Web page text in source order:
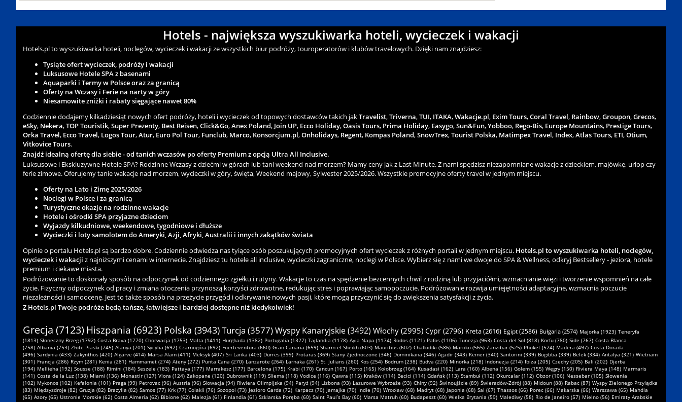
Hotels - największa wyszukiwarka hoteli, wycieczek i wakacji
Hotels.pl to wyszukiwarka hoteli, noclegów, wycieczek i wakacji ze wszystkich biur podróży, touroperatorów i klubów travelowych. Dzięki nam znajdziesz:
Tysiąte ofert wycieczek, podróży i wakacji
Luksusowe Hotele SPA z basenami
Aquaparki i Termy w Polsce oraz za granicą
Oferty na Wczasy i Ferie na narty w góry
Niesamowite zniżki i rabaty sięgające nawet 80%
Codziennie dodajemy kilkadziesiąt nowych ofert podróży, hoteli i wycieczek od topowych dostawców takich jakTravelist,Triverna,TUI, ITAKA,Wakacje.pl, Exim Tours,Coral Travel, Rainbow,Groupon,Grecos,
eSky, Nekera,TOP Touristik,Super Prezenty, Best Reisen,Click&Go,Anex Poland, Join UP, Ecco Holiday,Oasis Tours, Prima Holiday, Easygo,Sun&Fun,Yobboo, Rego-Bis, Europe Mountains, Prestige Tours,
Orka Travel, Ecco Travel, Logos Tour,Atur, Euro Pol Tour, Funclub, Marco, Konsorcjum.pl,Onholidays, Regent, Kompas Poland,SnowTrex,Tourist Polska, Matimpex Travel, Index,Atlas Tours, ETI,Otium,
Vitkovice Tours.
Znajdź idealną ofertę dla siebie - od tanich wczasów po oferty Premium z opcją Ultra All Inclusive.
Luksusowe i Ekskluzywne Hotele SPA? Rodzinne Wczasy z dziećmi w górach lub tani weekend nad morzem? Mamy ceny jak z Last Minute. Z nami spędzisz niezapomniane wakacje z dzieckiem, majówkę, urlop czy
ferie zimowe. Oferujemy tanie wakacje nad morzem, wycieczki w góry, święta, Weekend majowy, Sylwester 2025/2026. Wszystkie promocyjne oferty travel w jednym miejscu.
Oferty na Lato i Zimę 2025/2026
Noclegi w Polsce i za granicą
Turystyczne okazje na rodzinne wakacje
Hotele i ośrodki SPA przyjazne dzieciom
Wyjazdy kilkudniowe, weekendowe, tygodniowe i dłuższe
Wycieczki i loty samolotem do Ameryki, Azji, Afryki, Australii i innych zakątków świata
Opinie o portalu Hotels.pl są bardzo dobre. Codziennie odwiedza nas tyiące osób poszukujących promocyjnych ofert wycieczek z różnych portali w jednym miejscu. Hotels.pl to wyszukiwarka hoteli, noclegów,
wycieczek i wakacji z najniższymi cenami w internecie. Znajdziesz tu hotele all inclusive, wycieczki zagraniczne, noclegi w Polsce. Wybierz się z nami we dwoje do SPA & Wellness, odkryj Bestsellery - jeziora, hotele
premium i ciekawe miasta.
Podróżowanie to doskonały sposób na odpoczynek od codziennego zgiełku i rutyny. Wakacje to czas na spędzenie bezcennych chwil z rodziną lub przyjaciółmi, wzmacnianie więzi i tworzenie wspomnień na całe
życie. Fizyczny odpoczynek od pracy i zmiana otoczenia przynoszą korzyści zdrowotne, redukując stres i poprawiając samopoczucie. Podróżowanie rozwija umiejętności adaptacyjne, wzmacnia poczucie
niezależności i samoocenę. Jest to także sposób na przeżycie przygód i odkrywanie nowych pasji, które mogą przyczynić się do zwiększenia satysfakcji z życia.
Z Hotels.pl Twoje podróże będą tańsze, łatwiejsze i bardziej dostępne niż kiedykolwiek!
Grecja (7123) Hiszpania (6923) Polska (3943)Turcja (3577)Wyspy Kanaryjskie (3492) Włochy (2995) Cypr (2796) Kreta (2616) Egipt (2586) Bułgaria (2574) Majorka (1923) Teneryfa
(1813) Słoneczny Brzeg (1792) Costa Brava (1770) Chorwacja (1753) Malta (1411) Hurghada (1382) Portugalia (1327) Tajlandia (1178) Ayia Napa (1174) Rodos (1121) Pafos (1106) Tunezja (963) Costa del Sol (818) Korfu (780) Side (767) Costa Blanca
(758) Albania (753) Złote Piaski (745) Alanya (701) Sycylia (692) Czarnogóra (692) Fuerteventura (660) Gran Canaria (659) Sharm el Sheikh (603) Mauritius (602) Chalkidiki (586) Maroko (565) Zanzibar (525) Phuket (524) Madera (497) Costa Dorada
(496) Sardynia (433) Zakynthos (420) Algarve (414) Marsa Alam (411) Meksyk (407) Sri Lanka (403) Durres (399) Protaras (369) Stany Zjednoczone (346) Dominikana (346) Agadir (343) Kemer (340) Santorini (339) Bugibba (339) Belek (334) Antalya (321) Wietnam
(301) Francja (286) Rzym (281) Kenia (281) Hammamet (274) Ateny (272) Punta Cana (270) Lanzarote (264) Larnaka (261) St. Julians (260) Kos (254) Bodrum (238) Budva (220) Minorka (218) Indonezja (214) Ibiza (205) Czechy (205) Bali (202) Djerba
(194) Mellieha (192) Sousse (188) Rimini (184) Seszele (183) Pattaya (177) Marrakesz (177) Barcelona (175) Krabi (170) Cancun (167) Porto (165) Kołobrzeg (164) Kusadasi (162) Lara (160) Albena (156) Golem (155) Węgry (150) Riviera Maya (148) Marmaris
(141) Costa de la Luz (138) Miami (136) Monastir (127) Vlora (124) Zakopane (120) Dubrownik (119) Sliema (118) Vodice (116) Qawra (115) Kraków (114) Becici (114) Gdańsk (113) Stambuł (112) Okurcalar (112) Obzor (106) Nessebar (105) Słowenia
(102) Mykonos (102) Kefalonia (101) Praga (99) Petrovac (96) Austria (96) Słowacja (94) Riwiera Olimpijska (94) Paryż (94) Lizbona (93) Lazurowe Wybrzeże (93) Chiny (92) Świnoujście (89) Świeradów-Zdrój (88) Midoun (88) Rabac (87) Wyspy Zielonego Przylądka
(83) Międzyzdroje (82) Gruzja (82) Brazylia (82) Samos (77) Krk (77) Colakli (76) Sozopol (73) Jezioro Garda (72) Karpacz (70) Jamajka (70) Indie (70) Wrocław (68) Madryt (68) Japonia (68) Sal (67) Thassos (66) Porec (66) Makarska (66) Warszawa (65) Mahdia
(65) Azory (65) Ustronie Morskie (62) Costa Almeria (62) Bibione (62) Malezja (61) Finlandia (61) Szklarska Poręba (60) Saint Paul’s Bay (60) Marsa Matruh (60) Budapeszt (60) Wielka Brytania (59) Malediwy (58) Rio de Janeiro (57) Mielno (56) Emiraty Arabskie